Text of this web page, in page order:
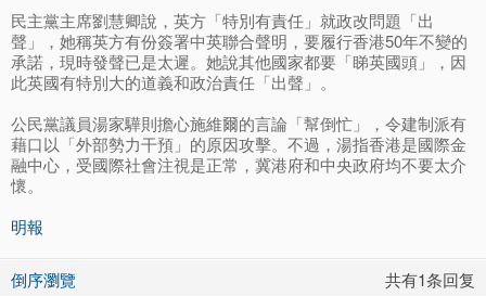
民主黨主席劉慧卿說，英方「特別有責任」就政改問題「出
聲」，她稱英方有份簽署中英聯合聲明，要履行香港50年不變的
承諾，現時發聲已是太遲。她說其他國家都要「睇英國頭」，因
此英國有特別大的道義和政治責任「出聲」。
公民黨議員湯家驊則擔心施維爾的言論「幫倒忙」，令建制派有
藉口以「外部勢力干預」的原因攻擊。不過，湯指香港是國際金
融中心，受國際社會注視是正常，冀港府和中央政府均不要太介
懷。
明報
倒序瀏覽 共有1条回复